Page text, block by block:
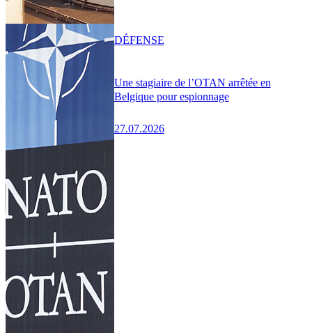
Une stagiaire de l’OTAN arrêtée en
Belgique pour espionnage
27.07.2026
DÉFENSE